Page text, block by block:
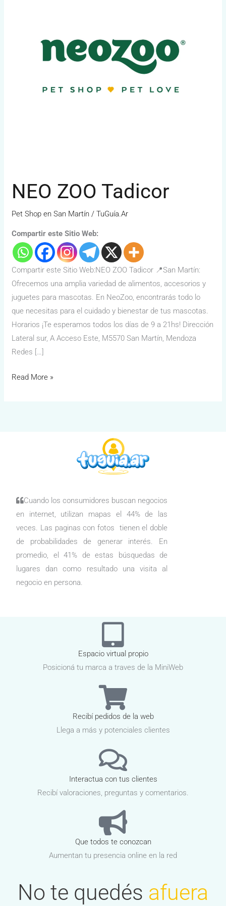
NEO ZOO Tadicor
Pet Shop en San Martín /TuGuía.Ar
Compartir este Sitio Web:
Compartir este Sitio Web:NEO ZOO Tadicor 📍San Martín:
Ofrecemos una amplia variedad de alimentos, accesorios y
juguetes para mascotas. En NeoZoo, encontrarás todo lo
que necesitas para el cuidado y bienestar de tus mascotas.
Horarios ¡Te esperamos todos los días de 9 a 21hs! Dirección
Lateral sur, A Acceso Este, M5570 San Martín, Mendoza
Redes […]
Read More »
Cuando los consumidores buscan negocios
en internet, utilizan mapas el 44% de las
veces. Las paginas con fotos tienen el doble
de probabilidades de generar interés. En
promedio, el 41% de estas búsquedas de
lugares dan como resultado una visita al
negocio en persona.
Espacio virtual propio
Posicioná tu marca a traves de la MiniWeb
Recibí pedidos de la web
Llega a más y potenciales clientes
Interactua con tus clientes
Recibí valoraciones, preguntas y comentarios.
Que todos te conozcan
Aumentan tu presencia online en la red
No te quedés afuera